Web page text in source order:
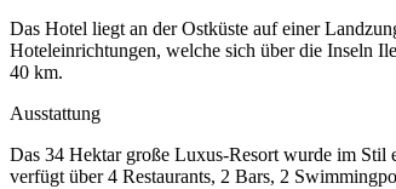
Das Hotel liegt an der Ostküste auf einer
Hoteleinrichtungen, welche sich über die Inseln
40 km.
Ausstattung
Das 34 Hektar große Luxus-Resort wurde im Stil
verfügt über 4 Restaurants, 2 Bars, 2